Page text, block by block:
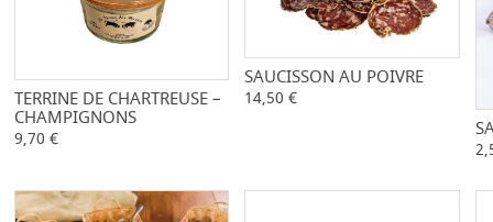
- +
TERRINE DE CHARTREUSE –
CHAMPIGNONS
9,70 €
- +
SAUCISSON AU POIVRE
14,50 €